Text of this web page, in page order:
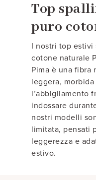
Top
puro
I nostri top estivi
cotone naturale
Pima è una fibra
leggera,
l’abbigliamento
indossare
nostri modelli
limitata, pensati
leggerezza e
estivo.